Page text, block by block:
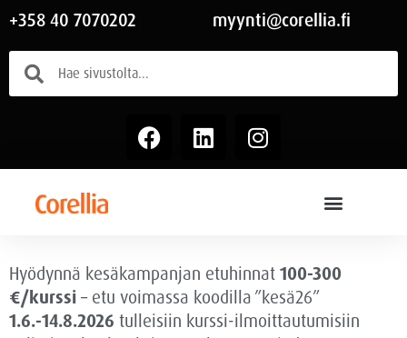
+358 40 7070202 myynti@corellia.fi
Hyödynnä kesäkampanjan etuhinnat 100-300
€/kurssi – etu voimassa koodilla ”kesä26”
1.6.-14.8.2026 tulleisiin kurssi-ilmoittautumisiin